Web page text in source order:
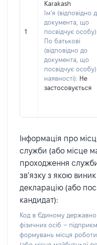
1
Karakash
Ім’я (відповідно
документа, що
посвідчує особу):
По батькові
(відповідно до
документа, що
посвідчує особу)
наявності): Не
застосовується
Інформація про
служби (або місце
проходження
зв’язку з якою
декларацію (або
кандидат):
Код в Єдиному
фізичних осіб –
формувань місця